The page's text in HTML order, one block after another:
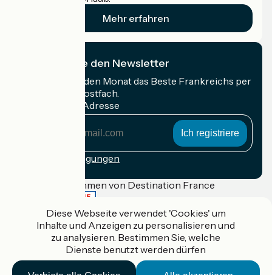
Mehr erfahren
Ich abonniere den Newsletter
Erhalten Sie jeden Monat das Beste Frankreichs per
Rad in Ihrem Postfach.
Meine E-Mail-Adresse
Anmeldebedingungen
Gefördert im Rahmen von Destination France
Accueil Vélo Pro
Rechtliche Informationen
Diese Webseite verwendet 'Cookies' um
Inhalte und Anzeigen zu personalisieren und
zu analysieren. Bestimmen Sie, welche
Dienste benutzt werden dürfen